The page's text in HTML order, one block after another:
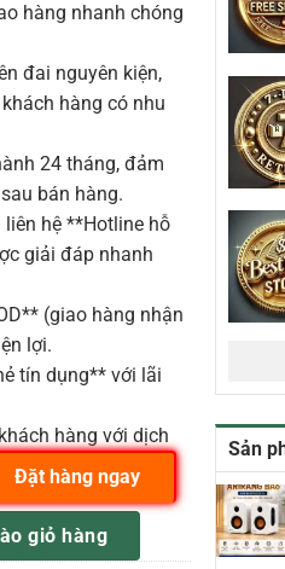
Sản
hàng nhanh chóng
đai nguyên kiện,
hàng có nhu
24 tháng, đảm
bán hàng.
hệ **Hotline hỗ
giải đáp nhanh
(giao hàng nhận
lợi.
tín dụng** với lãi
hàng với dịch
miKro guitar điện Jet Blue gọn
giỏ hàng
Đặt hàng ngay